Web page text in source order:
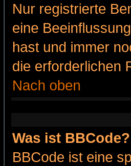
Nur registrierte
eine
hast und immer
die erforderlichen
Nach oben
Was ist BBCode?
BBCode ist eine